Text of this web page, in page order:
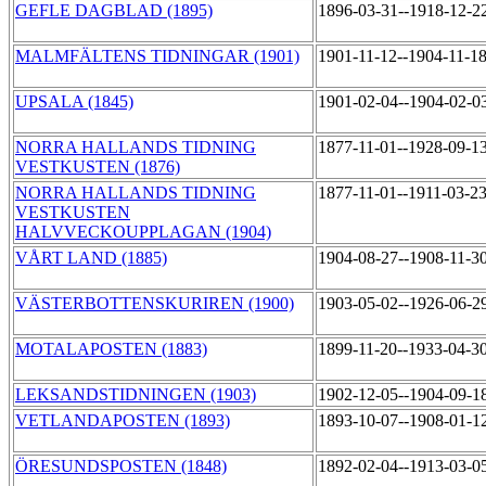
GEFLE DAGBLAD (1895) 1896-03-31--1918-12-
MALMFÄLTENS TIDNINGAR (1901) 1901-11-12--1904-11-
UPSALA (1845) 1901-02-04--1904-02-
NORRA HALLANDS TIDNING
VESTKUSTEN (1876)
1877-11-01--1928-09-
NORRA HALLANDS TIDNING
VESTKUSTEN
HALVVECKOUPPLAGAN (1904)
1877-11-01--1911-03-
VÅRT LAND (1885) 1904-08-27--1908-11-
VÄSTERBOTTENSKURIREN (1900) 1903-05-02--1926-06-
MOTALAPOSTEN (1883) 1899-11-20--1933-04-
LEKSANDSTIDNINGEN (1903)
1902-12-05--1904-09-
VETLANDAPOSTEN (1893)
1893-10-07--1908-01-
ÖRESUNDSPOSTEN (1848) 1892-02-04--1913-03-